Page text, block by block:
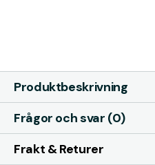
Produktbeskrivning
Frågor och svar (0)
Frakt & Returer